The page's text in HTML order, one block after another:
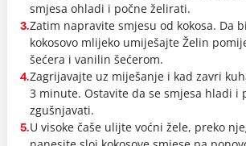
smjesa ohladi i počne želirati.
3.Zatim napravite smjesu od kokosa. Da
kokosovo mlijeko umiješajte Želin
šećera i vanilin šećerom.
4.Zagrijavajte uz miješanje i kad zavri
3 minute. Ostavite da se smjesa hladi i
zgušnjavati.
5.U visoke čaše ulijte voćni žele, preko